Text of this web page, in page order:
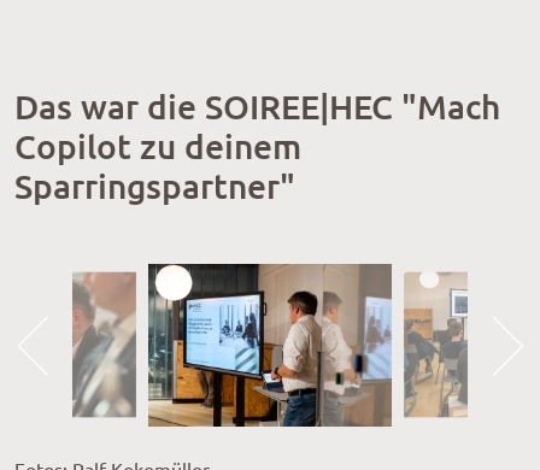
Das war die SOIREE|HEC "Mach
Copilot zu deinem
Sparringspartner"